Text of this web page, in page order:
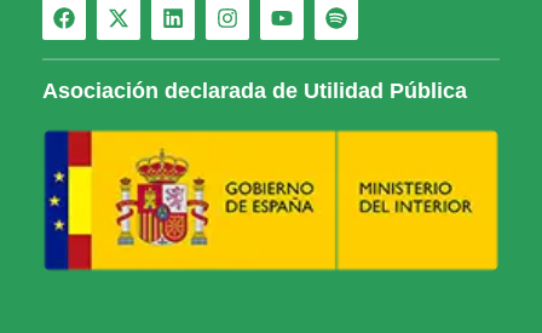
Asociación declarada de Utilidad Pública